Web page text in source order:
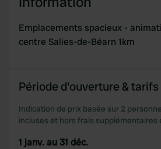
Emplacements spacieux -
centre Salies-de-Béarn 1km
Période d'ouverture & tarifs
Indication de prix basée sur 2
incluses et hors frais supplémentaires
1 janv. au 31 déc.